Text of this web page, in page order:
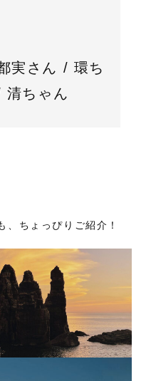
実さん / 環ち
清ちゃん
、ちょっぴりご紹介！